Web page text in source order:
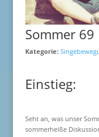
Sommer 69
Kategorie:
Einstieg:
Seht an, was unser
sommerheiße